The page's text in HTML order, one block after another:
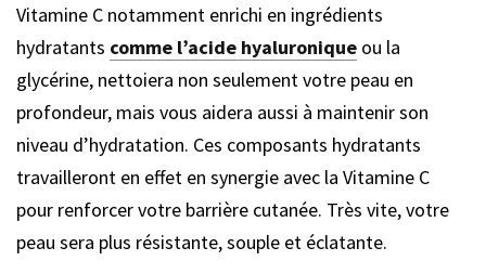
Vitamine C notamment enrichi en ingrédients
hydratants comme l’acide hyaluronique ou la
glycérine, nettoiera non seulement votre peau en
profondeur, mais vous aidera aussi à maintenir son
niveau d’hydratation. Ces composants hydratants
travailleront en effet en synergie avec la Vitamine C
pour renforcer votre barrière cutanée. Très vite, votre
peau sera plus résistante, souple et éclatante.